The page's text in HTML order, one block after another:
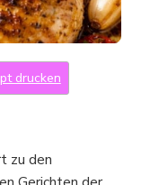
drucken
zu den